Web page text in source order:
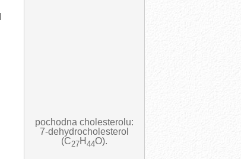
pochodna cholesterolu:
7-dehydrocholesterol
(C27H 44O).